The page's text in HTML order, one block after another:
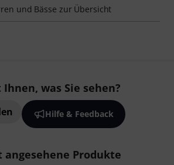
und Bässe zur Übersicht
was Sie sehen?
Hilfe & Feedback
angesehene Produkte